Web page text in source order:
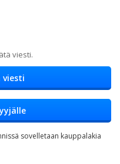
viesti.
viesti
sovelletaan kauppalakia